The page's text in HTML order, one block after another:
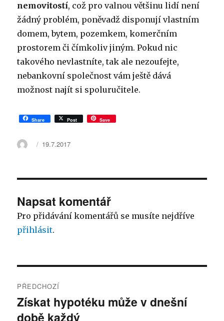
nemovitostí, což pro valnou většinu lidí není
žádný problém, poněvadž disponují vlastním
domem, bytem, pozemkem, komerčním
prostorem či čímkoliv jiným. Pokud nic
takového nevlastníte, tak ale nezoufejte,
nebankovní společnost vám ještě dává
možnost najít si spoluručitele.
Share Post Save
Autor:Publikováno:
19.7.2017
Napsat komentář
Pro přidávání komentářů se musíte nejdříve
přihlásit.
pro
PŘEDCHOZÍ
Předchozí
příspěvek:
Získat hypotéku může v dnešní
době každý